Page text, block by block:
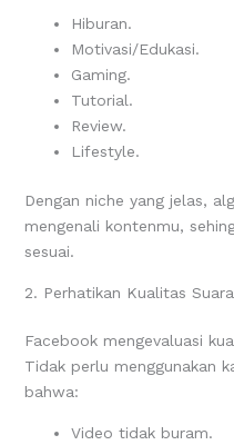
Hiburan.
Motivasi/Edukasi.
Gaming.
Tutorial.
Review.
Lifestyle.
Dengan niche yang jelas,
mengenali kontenmu,
sesuai.
2. Perhatikan Kualitas
Facebook mengevaluasi
Tidak perlu menggunakan
bahwa:
Video tidak buram.